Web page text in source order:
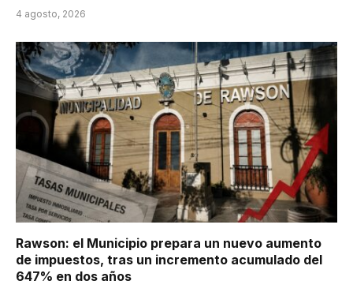
4 agosto, 2026
Rawson: el Municipio prepara un nuevo aumento
de impuestos, tras un incremento acumulado del
647% en dos años